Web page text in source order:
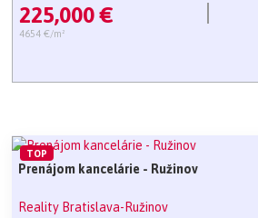
225,000 €
4654 €/m²
Prenájom kancelárie - Ružinov
Reality Bratislava-Ružinov
TOP